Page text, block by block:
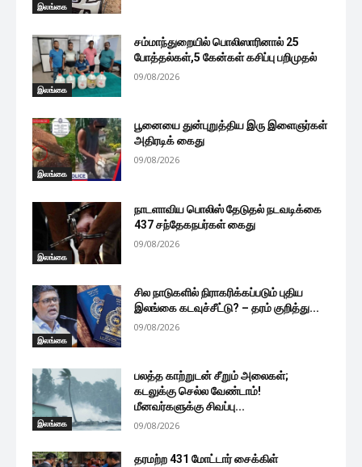
இலங்கை
இலங்கை
சம்மாந்துறையில் பொலிஸாரினால் 25
போத்தல்கள்,5 கேன்கள் கசிப்பு பறிமுதல்
09/08/2026
இலங்கை
பூனையை துன்புறுத்திய இரு இளைஞர்கள்
அதிரடிக் கைது
09/08/2026
இலங்கை
நாடளாவிய பொலிஸ் தேடுதல் நடவடிக்கை
437 சந்தேகநபர்கள் கைது
09/08/2026
இலங்கை
சில நாடுகளில் நிராகரிக்கப்படும் புதிய
இலங்கை கடவுச்சீட்டு? – தரம் குறித்து...
09/08/2026
இலங்கை
பலத்த காற்றுடன் சீறும் அலைகள்;
கடலுக்கு செல்ல வேண்டாம்!
மீனவர்களுக்கு சிவப்பு...
09/08/2026
தரமற்ற 431 மோட்டார் சைக்கிள்